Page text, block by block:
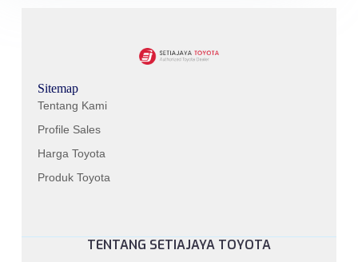
Sitemap
Tentang Kami
Profile Sales
Harga Toyota
Produk Toyota
TENTANG SETIAJAYA TOYOTA